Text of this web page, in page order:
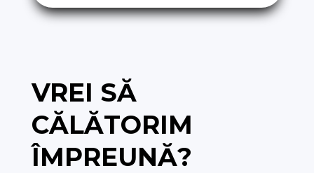
VREI SĂ
CĂLĂTORIM
ÎMPREUNĂ?